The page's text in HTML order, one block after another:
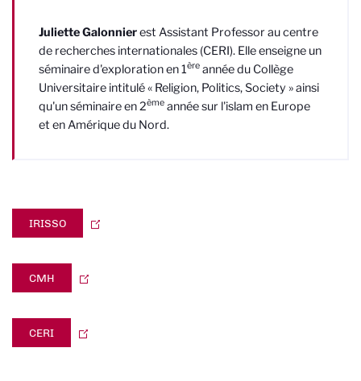
Juliette Galonnierest Assistant Professor au centre
de recherches internationales (CERI). Elle enseigne un
séminaire d'exploration en 1ère année du Collège
Universitaire intitulé « Religion, Politics, Society » ainsi
qu'un séminaire en 2ème année sur l'islam en Europe
et en Amérique du Nord.
IRISSO
CMH
CERI